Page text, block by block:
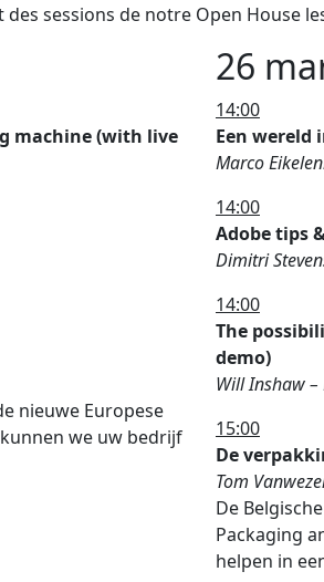
sessions de notre Open House
machine (with live
nieuwe Europese
we uw bedrijf
26
14:00
Een
Marco
14:00
Adobe tips
Dimitri
14:00
The
demo)
Will Inshaw
15:00
De
Tom
De
Packaging
helpen in